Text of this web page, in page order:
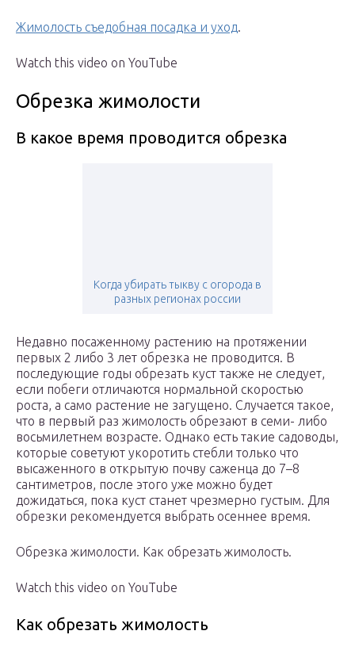
Жимолость съедобная посадка и уход.
Watch this video on YouTube
Обрезка жимолости
В какое время проводится обрезка
Когда убирать тыкву с огорода в
разных регионах россии
Недавно посаженному растению на протяжении
первых 2 либо 3 лет обрезка не проводится. В
последующие годы обрезать куст также не следует,
если побеги отличаются нормальной скоростью
роста, а само растение не загущено. Случается такое,
что в первый раз жимолость обрезают в семи- либо
восьмилетнем возрасте. Однако есть такие садоводы,
которые советуют укоротить стебли только что
высаженного в открытую почву саженца до 7–8
сантиметров, после этого уже можно будет
дожидаться, пока куст станет чрезмерно густым. Для
обрезки рекомендуется выбрать осеннее время.
Обрезка жимолости. Как обрезать жимолость.
Watch this video on YouTube
Как обрезать жимолость